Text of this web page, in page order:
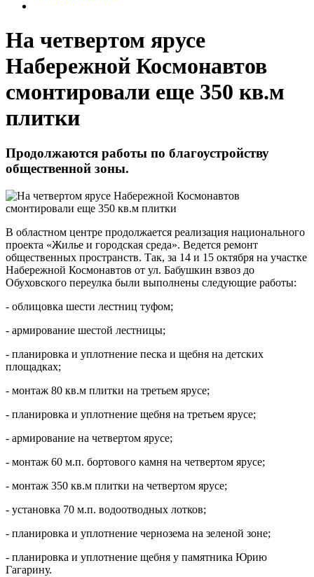
На четвертом ярусе
Набережной Космонавтов
смонтировали еще 350 кв.м
плитки
Продолжаются работы по благоустройству
общественной зоны.
В областном центре продолжается реализация национального
проекта «Жилье и городская среда». Ведется ремонт
общественных пространств. Так, за 14 и 15 октября на участке
Набережной Космонавтов от ул. Бабушкин взвоз до
Обуховского переулка были выполнены следующие работы:
- облицовка шести лестниц туфом;
- армирование шестой лестницы;
- планировка и уплотнение песка и щебня на детских
площадках;
- монтаж 80 кв.м плитки на третьем ярусе;
- планировка и уплотнение щебня на третьем ярусе;
- армирование на четвертом ярусе;
- монтаж 60 м.п. бортового камня на четвертом ярусе;
- монтаж 350 кв.м плитки на четвертом ярусе;
- установка 70 м.п. водоотводных лотков;
- планировка и уплотнение чернозема на зеленой зоне;
- планировка и уплотнение щебня у памятника Юрию
Гагарину.